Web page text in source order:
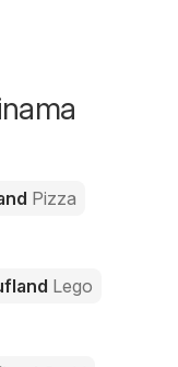
Pizza
Lego